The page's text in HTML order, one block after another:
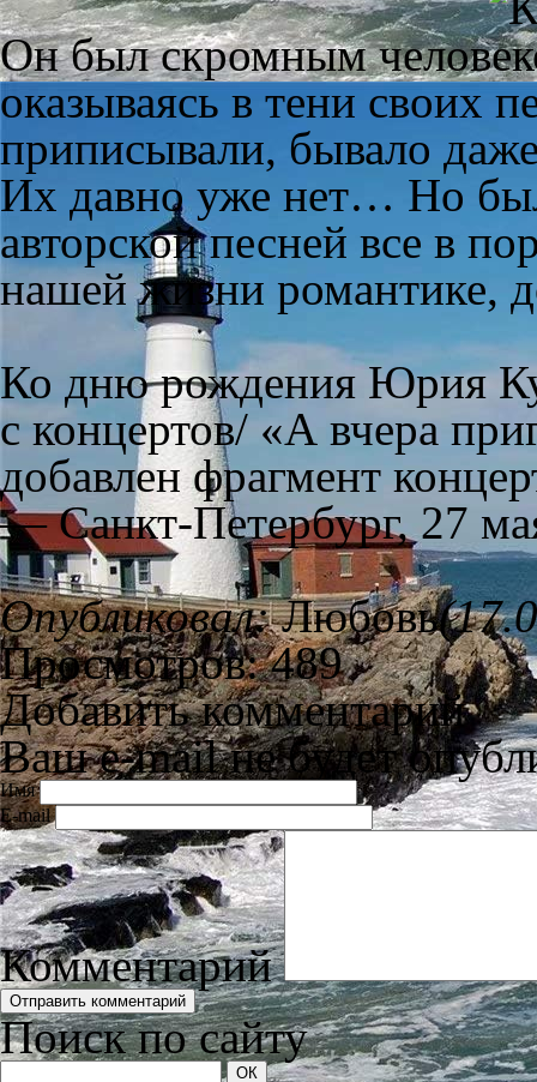
Он был скромным
оказываясь в тени своих
приписывали, бывало
Их давно уже нет… Но
авторской песней все в
нашей жизни романтике,
Ко дню рождения Юрия
с концертов/ «А вчера
добавлен фрагмент
— Санкт-Петербург, 27
Опубликовал:Любовь
Просмотров: 489
Добавить комментарий
Ваш e-mail не будет
Имя
E-mail
Комментарий
Поиск по сайту